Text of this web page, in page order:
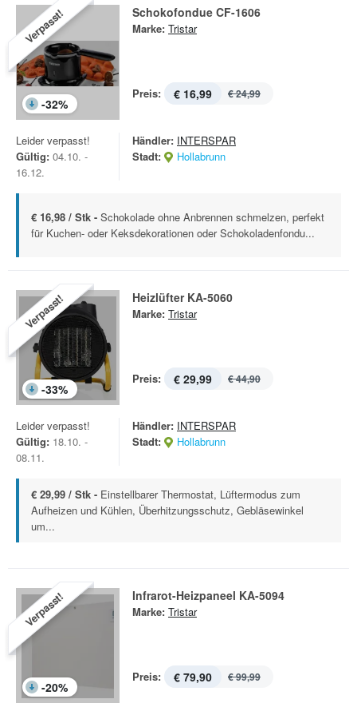
Verpasst!
-32%
Schokofondue CF-1606
Marke: Tristar
Preis: € 16,99 € 24,99
Leider verpasst!
Gültig: 04.10. -
16.12.
Händler: INTERSPAR
Stadt:
Hollabrunn
€ 16,98 / Stk - Schokolade ohne Anbrennen schmelzen, perfekt
für Kuchen- oder Keksdekorationen oder Schokoladenfondu...
Verpasst!
-33%
Heizlüfter KA-5060
Marke: Tristar
Preis: € 29,99 € 44,90
Leider verpasst!
Gültig: 18.10. -
08.11.
Händler: INTERSPAR
Stadt:
Hollabrunn
€ 29,99 / Stk - Einstellbarer Thermostat, Lüftermodus zum
Aufheizen und Kühlen, Überhitzungsschutz, Gebläsewinkel
um...
Verpasst!
-20%
Infrarot-Heizpaneel KA-5094
Marke: Tristar
Preis: € 79,90 € 99,99